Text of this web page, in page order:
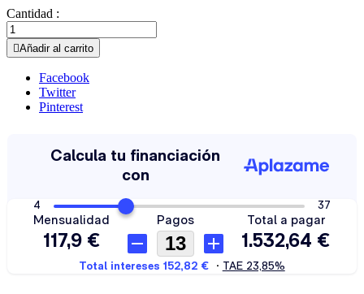
Cantidad :
Añadir al carrito
Facebook
Twitter
Pinterest